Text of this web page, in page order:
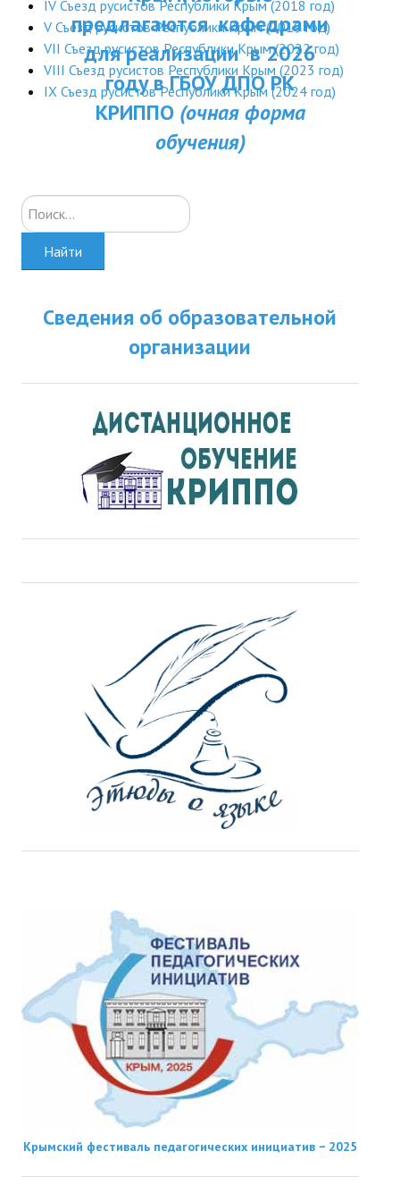
ДПО
Профессиональная переподготовка
Повышение квалификации
ДПП ПК:
Актуальное
занятий
предлагаются кафедрами
для реализации в 2026
году в ГБОУ ДПО РК
КРИППО (очная форма
обучения)
IV Съезд русистов Республики Крым (2018 год)
V Съезд русистов Республики Крым (2019 год)
VII Съезд русистов Республики Крым (2022 год)
VIII Съезд русистов Республики Крым (2023 год)
IX Съезд русистов Республики Крым (2024 год)
Искать...
Найти
Сведения об образовательной
организации
Крымский фестиваль педагогических инициатив − 2025